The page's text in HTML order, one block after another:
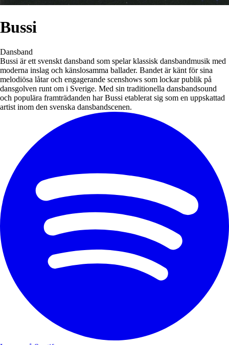
Bussi
Dansband
Bussi är ett svenskt dansband som spelar klassisk dansbandmusik med
moderna inslag och känslosamma ballader. Bandet är känt för sina
melodiösa låtar och engagerande scenshows som lockar publik på
dansgolven runt om i Sverige. Med sin traditionella dansbandsound
och populära framträdanden har Bussi etablerat sig som en uppskattad
artist inom den svenska dansbandscenen.